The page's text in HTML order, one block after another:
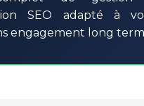
SEO adapté à
engagement long